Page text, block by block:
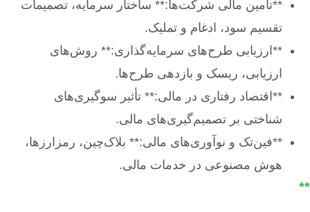
**تأمین مالی شرکت‌ها:** ساختار سرمایه، تصمیمات
تقسیم سود، ادغام و تملیک.
**ارزیابی طرح‌های سرمایه‌گذاری:** روش‌های
ارزیابی، ریسک و بازدهی طرح‌ها.
**اقتصاد رفتاری در مالی:** تأثیر سوگیری‌های
شناختی بر تصمیم‌گیری‌های مالی.
**فین‌تک و نوآوری‌های مالی:** بلاک‌چین، رمزارزها،
هوش مصنوعی در خدمات مالی.
**